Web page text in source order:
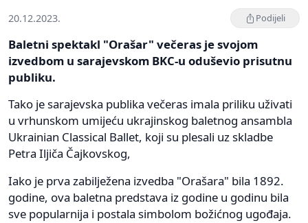
20.12.2023. Podijeli
Baletni spektakl "Orašar" večeras je svojom
izvedbom u sarajevskom BKC-u oduševio prisutnu
publiku.
Tako je sarajevska publika večeras imala priliku uživati
u vrhunskom umijeću ukrajinskog baletnog ansambla
Ukrainian Classical Ballet, koji su plesali uz skladbe
Petra Iljiča Čajkovskog,
Iako je prva zabilježena izvedba "Orašara" bila 1892.
godine, ova baletna predstava iz godine u godinu bila
sve popularnija i postala simbolom božićnog ugođaja.